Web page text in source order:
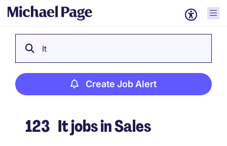
It
Create Job Alert
123 It jobs in Sales